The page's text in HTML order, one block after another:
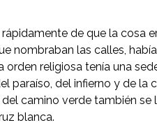
de que la cosa
nombraban las calles,
religiosa tenía una
paraíso, del infierno y de la
camino verde también
blanca.